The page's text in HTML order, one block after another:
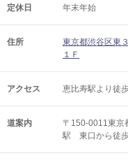
定休日 年末年始
住所
東京都渋谷区東
１Ｆ
アクセス 恵比寿駅より徒
道案内
〒150-0011東
駅 東口から徒